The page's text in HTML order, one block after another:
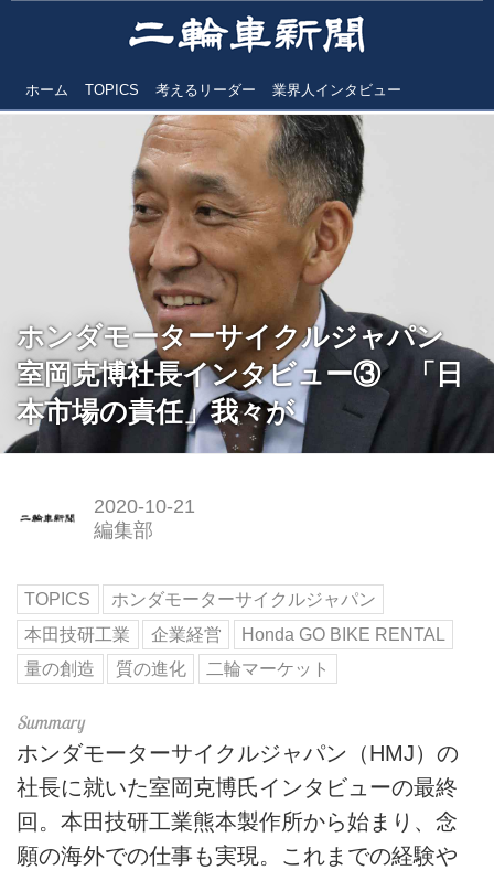
ホーム TOPICS 考えるリーダー 業界人インタビュー
ホンダモーターサイクルジャパン
室岡克博社長インタビュー③ 「日
本市場の責任」我々が
2020-10-21
編集部
TOPICS
ホンダモーターサイクルジャパン
本田技研工業
企業経営
Honda GO BIKE RENTAL
量の創造
質の進化 二輪マーケット
ホンダモーターサイクルジャパン（HMJ）の
社長に就いた室岡克博氏インタビューの最終
回。本田技研工業熊本製作所から始まり、念
願の海外での仕事も実現。これまでの経験や